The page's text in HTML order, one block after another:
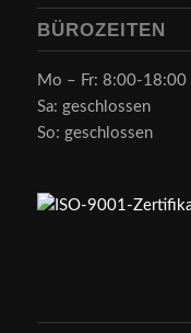
BÜROZEITEN
Mo – Fr: 8:00-18:00
Sa: geschlossen
So: geschlossen